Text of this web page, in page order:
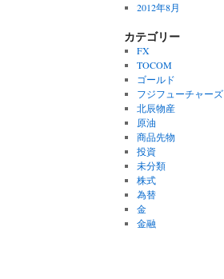
2012年8月
カテゴリー
FX
TOCOM
ゴールド
フジフューチャーズ
北辰物産
原油
商品先物
投資
未分類
株式
為替
金
金融